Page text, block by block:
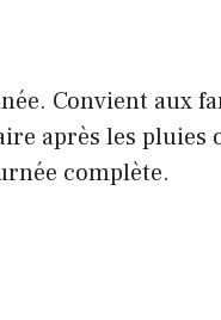
Convient aux
après les
complète.